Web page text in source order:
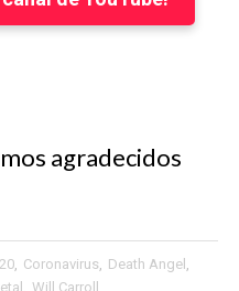
agradecidos
, Coronavirus, Death Angel ,
, Will Carroll